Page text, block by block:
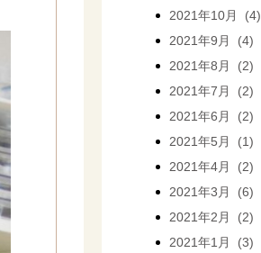
2021年10月 (4)
2021年9月 (4)
2021年8月 (2)
2021年7月 (2)
2021年6月 (2)
2021年5月 (1)
2021年4月 (2)
2021年3月 (6)
2021年2月 (2)
2021年1月 (3)